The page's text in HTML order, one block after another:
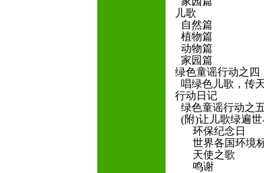
儿歌
自然篇
植物篇
动物篇
家园篇
绿色童谣行动之四
唱绿色儿歌，传
行动日记
绿色童谣行动之
(附)让儿歌绿遍
环保纪念日
世界各国环境
天使之歌
鸣谢